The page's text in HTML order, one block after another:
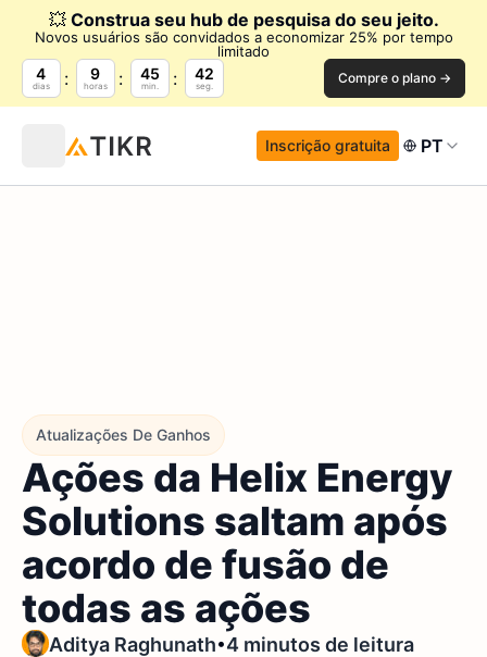
💥 Construa seu hub de pesquisa do seu jeito.
Novos usuários são convidados a economizar 25% por tempo
limitado
4
dias
9
horas
45
min.
41
seg. Compre o plano →
Inscrição gratuita PT
Atualizações De Ganhos
Ações da Helix Energy
Solutions saltam após
acordo de fusão de
todas as ações
Aditya Raghunath•4 minutos de leitura